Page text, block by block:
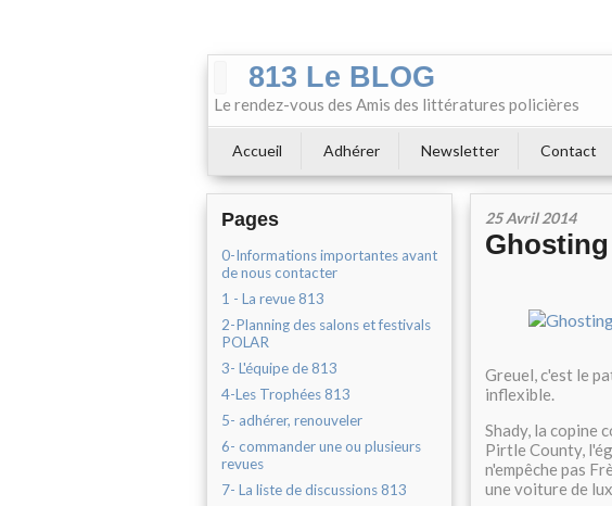
813 Le BLOG
Le rendez-vous des Amis des littératures policières
Accueil Adhérer Newsletter Contact
Pages
0-Informations importantes avant
de nous contacter
1 - La revue 813
2-Planning des salons et festivals
POLAR
3- L'équipe de 813
4-Les Trophées 813
5- adhérer, renouveler
6- commander une ou plusieurs
revues
7- La liste de discussions 813
25 Avril 2014
Greuel, c'est le
inflexible.
Shady, la copine
Pirtle County,
n'empêche pas
une voiture de